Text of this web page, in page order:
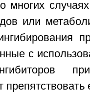
многих
или
с
препятствовать